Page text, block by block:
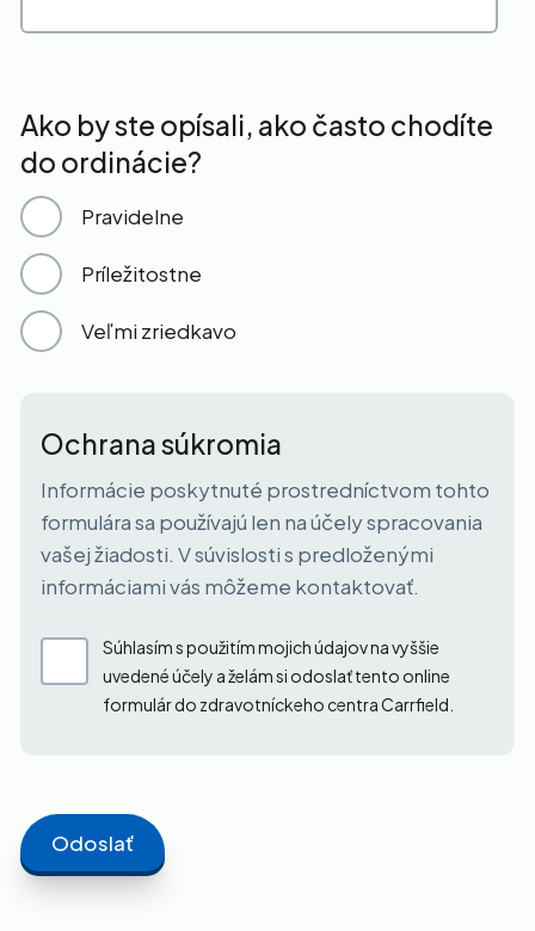
Ako by ste opísali, ako často chodíte
do ordinácie?
Pravidelne
Príležitostne
Veľmi zriedkavo
Ochrana súkromia
Informácie poskytnuté prostredníctvom tohto
formulára sa používajú len na účely spracovania
vašej žiadosti. V súvislosti s predloženými
informáciami vás môžeme kontaktovať.
Súhlasím s použitím mojich údajov na vyššie
uvedené účely a želám si odoslať tento online
formulár do zdravotníckeho centra Carrfield.